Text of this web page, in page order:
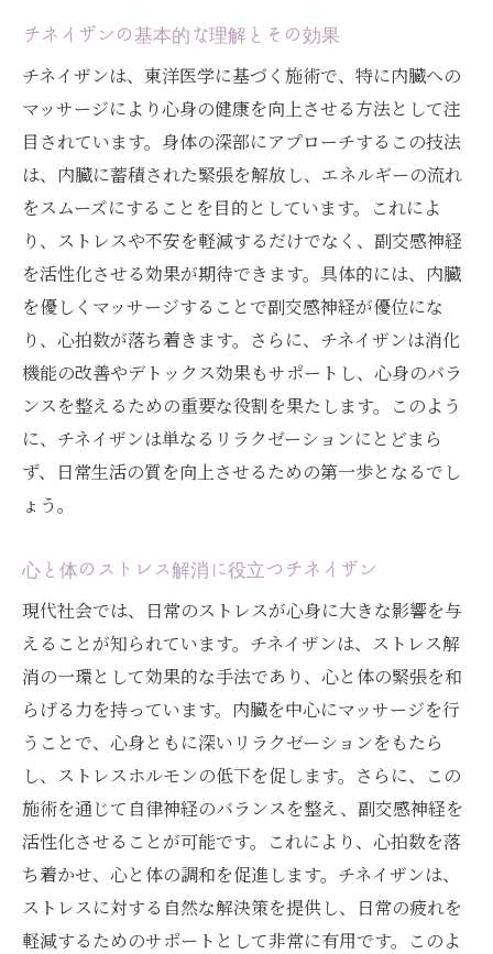
都市の喧騒から離れる南青山(表参道)の魅
力
南青山(表参道)での特別なチネイザン体験
心身への深いリラクゼーションの効果
施術を受ける前に知っておくべきこと
チネイザンを通じた新たな発見
施術後の心身の変化と感想
心拍数を落ち着けるチネイザンの効果とリラク
ゼーション
内臓マッサージがもたらす生理的効果
心拍数の変化とリラクゼーションの関係
深い呼吸と副交感神経の活性化
リラクゼーションの科学的根拠
ストレス社会におけるチネイザンの重要性とそ
の役割
現代社会のストレスの実態
チネイザンがもたらすストレス解消効果
自律神経のバランスを整えるために
ストレス管理の新しいアプローチ
健康と幸福のためのチネイザン
社会的役割と個人への影響
内臓の声を聞くチネイザンで心と体の調和を目
指す
チネイザンの基本的な理解とその効果
チネイザンは、東洋医学に基づく施術で、特に内臓への
マッサージにより心身の健康を向上させる方法として注
目されています。身体の深部にアプローチするこの技法
は、内臓に蓄積された緊張を解放し、エネルギーの流れ
をスムーズにすることを目的としています。これによ
り、ストレスや不安を軽減するだけでなく、副交感神経
を活性化させる効果が期待できます。具体的には、内臓
を優しくマッサージすることで副交感神経が優位にな
り、心拍数が落ち着きます。さらに、チネイザンは消化
機能の改善やデトックス効果もサポートし、心身のバラ
ンスを整えるための重要な役割を果たします。このよう
に、チネイザンは単なるリラクゼーションにとどまら
ず、日常生活の質を向上させるための第一歩となるでし
ょう。
心と体のストレス解消に役立つチネイザン
現代社会では、日常のストレスが心身に大きな影響を与
えることが知られています。チネイザンは、ストレス解
消の一環として効果的な手法であり、心と体の緊張を和
らげる力を持っています。内臓を中心にマッサージを行
うことで、心身ともに深いリラクゼーションをもたら
し、ストレスホルモンの低下を促します。さらに、この
施術を通じて自律神経のバランスを整え、副交感神経を
活性化させることが可能です。これにより、心拍数を落
ち着かせ、心と体の調和を促進します。チネイザンは、
ストレスに対する自然な解決策を提供し、日常の疲れを
軽減するためのサポートとして非常に有用です。このよ